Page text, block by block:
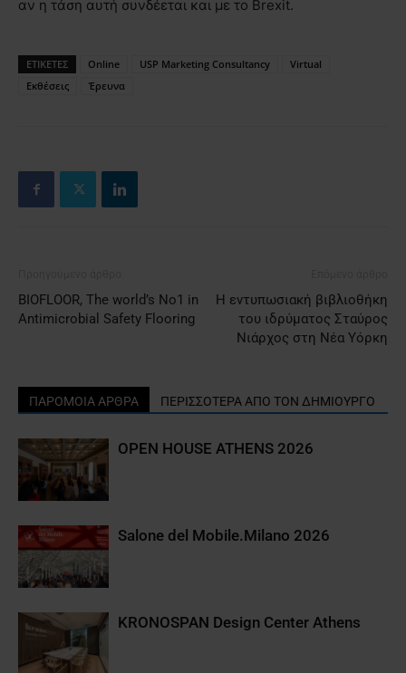
αν η τάση αυτή συνδέεται και με το Brexit.
ΕΤΙΚΕΤΕΣ Online USP Marketing Consultancy
Virtual
Εκθέσεις
Έρευνα
BIOFLOOR, The world’s No1 in
Antimicrobial Safety Flooring
Η εντυπωσιακή βιβλιοθήκη
του ιδρύματος Σταύρος
Νιάρχος στη Νέα Υόρκη
ΠΑΡΟΜΟΙΑ ΑΡΘΡΑ ΠΕΡΙΣΣΟΤΕΡΑ ΑΠΟ ΤΟΝ ΔΗΜΙΟΥΡΓΟ
OPEN HOUSE ATHENS 2026
Salone del Mobile.Milano 2026
KRONOSPAN Design Center Athens